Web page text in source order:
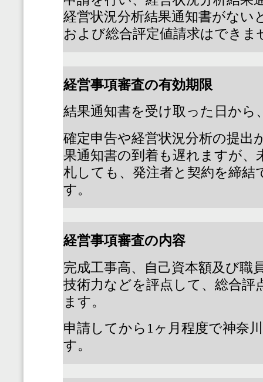
経営状況分析結果通知書がない
および総合評定値請求はできま
経営事項審査の有効期限
結果通知書を受け取った日から
確定申告や経営状況分析の提出
果通知書の到着も遅れますが、
札しても、発注者と契約を締結
す。
経営事項審査の内容
完成工事高、自己資本額及び職
技術力などを評点して、総合評
ます。
申請してから 1ヶ月程度で神奈
す。